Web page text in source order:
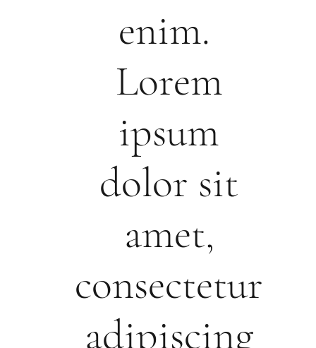
enim.
Lorem
ipsum
dolor sit
amet,
consectetur
adipiscing